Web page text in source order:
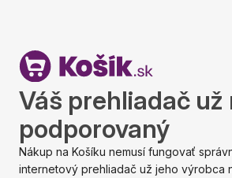
Váš prehliadač už
podporovaný
Nákup na Košíku nemusí fungovať
internetový prehliadač už jeho výrobca